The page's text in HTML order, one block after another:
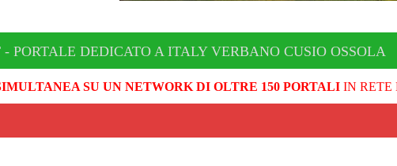
PORTALE DEDICATO A ITALY VERBANO CUSIO OSSOLA
SU UN NETWORK DI OLTRE 150 PORTALIIN RETE